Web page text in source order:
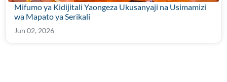
Mifumo ya Kidijitali Yaongeza Ukusanyaji na Usimamizi
wa Mapato ya Serikali
Jun 02, 2026